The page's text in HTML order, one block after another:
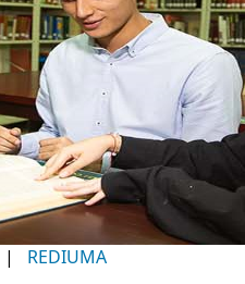
| REDIUMA